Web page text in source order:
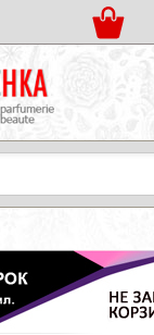
ДОСТАВКА И
ЖЕНСКИЕ
МУЖСКИЕ
УНИСЕКС
УХОД ЗА